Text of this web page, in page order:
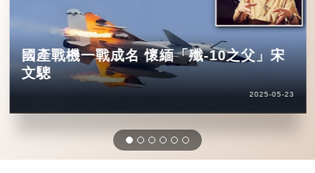
國產戰機一戰成名 懷緬「殲-10之父」宋
文驄
2025-05-23